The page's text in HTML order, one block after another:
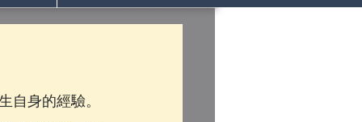
自身的經驗。